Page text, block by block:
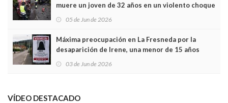
muere un joven de 32 años en un violento choque
frontal
05 de Jun de 2026
Máxima preocupación en La Fresneda por la
desaparición de Irene, una menor de 15 años
03 de Jun de 2026
VÍDEO DESTACADO